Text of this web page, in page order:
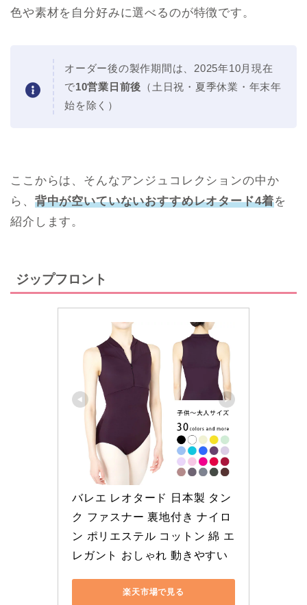
色や素材を自分好みに選べるのが特徴です。
オーダー後の製作期間は、2025年10月現在
で10営業日前後 （土日祝・夏季休業・年末年
始を除く）
ここからは、そんなアンジュコレクションの中か
ら、 背中が空いていないおすすめレオタード4着を
紹介します。
ジップフロント
バレエ レオタード 日本製 タン
ク ファスナー 裏地付き ナイロ
ン ポリエステル コットン 綿 エ
レガント おしゃれ 動きやすい
楽天市場で見る